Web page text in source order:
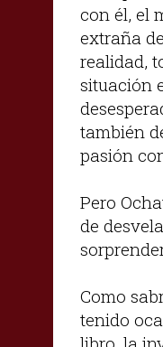
con él, el
extraña
realidad,
situación
también
pasión
Pero
de
Como
tenido